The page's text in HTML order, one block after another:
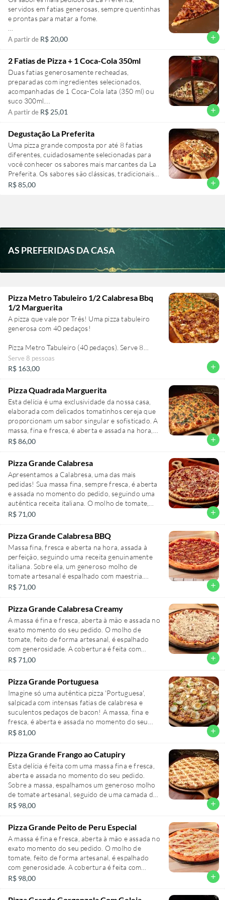
servidos em fatias generosas, sempre quentinhas
e prontas para matar a fome.
Escolha sua fatia Preferida!
A partir de R$ 20,00 add
2 Fatias de Pizza + 1 Coca-Cola 350ml
Duas fatias generosamente recheadas,
preparadas com ingredientes selecionados,
acompanhadas de 1 Coca-Cola lata (350 ml) ou
suco 300ml.
A partir de R$ 25,01 add
Degustação La Preferita
Uma pizza grande composta por até 8 fatias
diferentes, cuidadosamente selecionadas para
você conhecer os sabores mais marcantes da La
Preferita. Os sabores são clássicas, tradicionais e
especiais da casa. Ideal para quem gosta de
de 4 a 8 fatias de sabores variados.
R$ 85,00 add
AS PREFERIDAS DA CASA
Pizza Metro Tabuleiro 1/2 Calabresa Bbq
1/2 Marguerita
A pizza que vale por Três! Uma pizza tabuleiro
generosa com 40 pedaços!
Pizza Metro Tabuleiro (40 pedaços). Serve 8
pessoas.
Serve 8 pessoas
R$ 163,00 add
Pizza Quadrada Marguerita
Esta delícia é uma exclusividade da nossa casa,
elaborada com delicados tomatinhos cereja que
proporcionam um sabor singular e sofisticado. A
massa, fina e fresca, é aberta e assada na hora,
seguindo uma autêntica receita italiana. O molho
generosa camada de muçarela, ao frescor do
manjericão e orégano.
Pizza Grande 35cm ( 8 fatias).
R$ 86,00 add
Pizza Grande Calabresa
Apresentamos a Calabresa, uma das mais
pedidas! Sua massa fina, sempre fresca, é aberta
e assada no momento do pedido, seguindo uma
autêntica receita italiana. O molho de tomate,
feito de forma artesanal, se funde com a
calabresa, é acrescentada em abundância, junto
a cebola e orégano.
Pizza Grande 35cm (8 fatias)
R$ 71,00 add
Pizza Grande Calabresa BBQ
Massa fina, fresca e aberta na hora, assada à
perfeição, seguindo uma receita genuinamente
italiana. Sobre ela, um generoso molho de
tomate artesanal é espalhado com maestria.
Acrescentamos por cima uma camada
abundantes de calabresa, realçadas pelo sabor
marcante do nosso molho Barbecue exclusivo,
produzido na casa.
Pizza Grande 35cm ( 8 fatias).
R$ 71,00 add
Pizza Grande Calabresa Creamy
A massa é fina e fresca, aberta à mão e assada no
exato momento do seu pedido. O molho de
tomate, feito de forma artesanal, é espalhado
com generosidade. A cobertura é feita com
queijo muçarela de alta qualidade, calabresa e o
Pizza Grande 35cm (8 fatias).
R$ 71,00 add
Pizza Grande Portuguesa
Imagine só uma autêntica pizza 'Portuguesa',
salpicada com intensas fatias de calabresa e
suculentos pedaços de bacon! A massa, fina e
fresca, é aberta e assada no momento do seu
pedido, seguindo a genuína receita italiana. O
funde harmoniosamente com a generosa camada
de muçarela. A calabresa e o bacon trazem um
toque especial, seguido de pimentão, palmito,
milho, ovos e orégano.
Pizza Grande 35cm (8 fatias).
R$ 81,00 add
Pizza Grande Frango ao Catupiry
Esta delícia é feita com uma massa fina e fresca,
aberta e assada no momento do seu pedido.
Sobre a massa, espalhamos um generoso molho
de tomate artesanal, seguido de uma camada de
queijo muçarela derretido. Acrescentamos peito
nosso exclusivo mix de especiarias, e finalizamos
com o Catupiry Original, que traz cremosidade e
sabor inconfundível.
Pizza Grande 35cm (8 fatias).
R$ 98,00 add
Pizza Grande Peito de Peru Especial
A massa é fina e fresca, aberta à mão e assada no
exato momento do seu pedido. O molho de
tomate, feito de forma artesanal, é espalhado
com generosidade. A cobertura é feita com
queijo muçarela de alta qualidade, peito de peru
R$ 98,00 add